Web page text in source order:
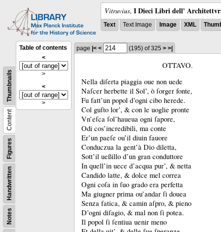
Vitruvius, I Dieci Libri dell'
Text Text Image Image XML
Notes
Handwritten
Figures
Content
Thumbnails
Table of contents
<
>
<
>
page |< < (195) of 325 > >|
OTTAVO.
Nella diſerta piaggia oue non uede
Naſcer herbette il Sol’, ò ſorger fonte,
Fu fatt’un popol d’ogni cibo herede.
Col guſto lor’, & con le uoglie pronte
Vn’eſca ſol’haueua ogni ſapore,
Odi cos’incredibili, ma conte
Er’un paeſe ou’il diuin fauore
Conduczua la gent’à Dio diletta,
Sott’il ueßillo d’un gran conduttore
In quell’in uece d’acqua pur’, & netta
Candido latte, & dolce mel correa
Ogni coſa in ſuo grado era perfetta
Ma giugner prima ou’andar ſi douea
Senza fatica, & camin aſpro, & pieno
D’ogni diſagio, & mal non ſi potea.
Il popol ſi ſentiua uenir meno